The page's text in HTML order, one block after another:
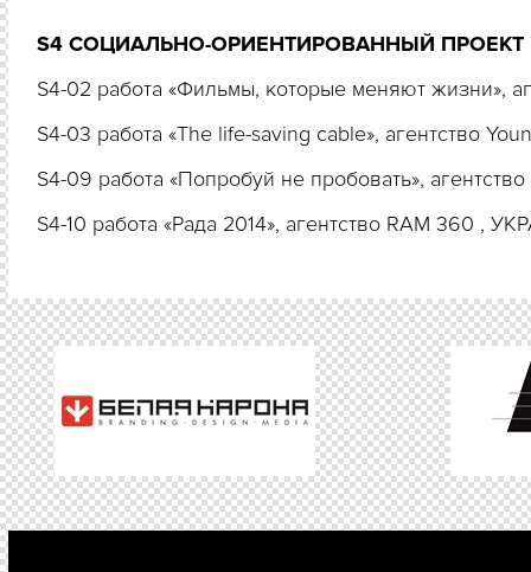
S4 СОЦИАЛЬНО-ОРИЕНТИРОВАННЫЙ ПРОЕКТ
S4-02 работа «Фильмы, которые меняют жизни»,
S4-03 работа «The life-saving cable», агентство
S4-09 работа «Попробуй не пробовать»,
S4-10 работа «Рада 2014», агентство RAM 360 ,
S4-20 работа «Dog Dating: прогулки, которые
S4-27 работа «Рады любой помощи», агентство
S4-33 работа «Медлить - значит хоронить»,
S4-36 работа «Вечная память нетрезвым
S4-38 работа «WILDTATTOO», агентство Friends